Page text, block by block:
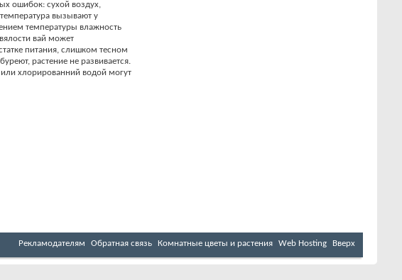
ошибок: сухой воздух,
вызывают у
температуры влажность
вай может
питания, слишком тесном
растение не развивается.
хлорированний водой могут
Рекламодателям Обратная связь Комнатные цветы и растения Web Hosting Вверх